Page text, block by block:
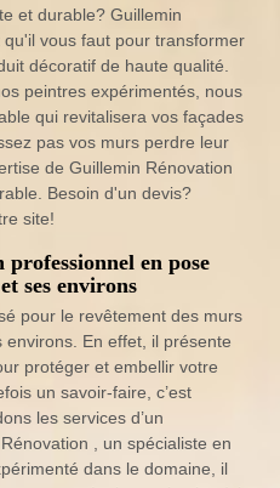
et durable? Guillemin
vous faut pour transformer
décoratif de haute qualité.
peintres expérimentés, nous
qui revitalisera vos façades
pas vos murs perdre leur
de Guillemin Rénovation
Besoin d'un devis?
site!
en pose
ses environs
pour le revêtement des murs
En effet, il présente
protéger et embellir votre
un savoir-faire, c’est
les services d’un
, un spécialiste en
dans le domaine, il